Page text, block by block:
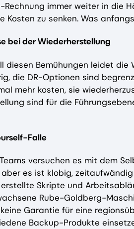
Rechnung immer weiter in die
Kosten zu senken. Was
bei der Wiederherstellung
diesen Bemühungen leidet
die DR-Optionen sind
mehr kosten, sie
sind für die
Falle
versuchen es mit dem
es ist klobig,
Skripte und
Rube-Goldberg-
Garantie für eine
Backup-Produkte